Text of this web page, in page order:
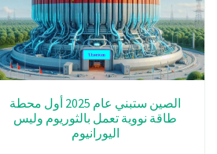
الصين ستبني عام 2025 أول محطة
طاقة نووية تعمل بالثوريوم وليس
اليورانيوم